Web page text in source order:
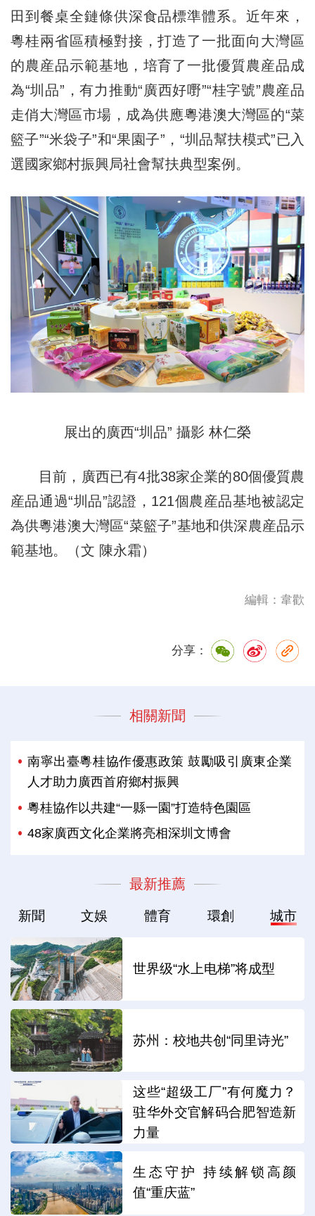
田到餐桌全鏈條供深食品標準體系。近年來，
粵桂兩省區積極對接，打造了一批面向大灣區
的農産品示範基地，培育了一批優質農産品成
為“圳品”，有力推動“廣西好嘢”“桂字號”農産品
走俏大灣區市場，成為供應粵港澳大灣區的“菜
籃子”“米袋子”和“果園子”，“圳品幫扶模式”已入
選國家鄉村振興局社會幫扶典型案例。
展出的廣西“圳品” 攝影 林仁榮
目前，廣西已有4批38家企業的80個優質農
産品通過“圳品”認證，121個農産品基地被認定
為供粵港澳大灣區“菜籃子”基地和供深農産品示
範基地。（文 陳永霜）
編輯：韋歡
分享：
相關新聞
南寧出臺粵桂協作優惠政策 鼓勵吸引廣東企業
人才助力廣西首府鄉村振興
粵桂協作以共建“一縣一園”打造特色園區
48家廣西文化企業將亮相深圳文博會
最新推薦
新聞 文娛 體育 環創 城市
世界级“水上电梯”将成型
苏州：校地共创“同里诗光”
这些“超级工厂”有何魔力？
驻华外交官解码合肥智造新
力量
生态守护 持续解锁高颜
值“重庆蓝”